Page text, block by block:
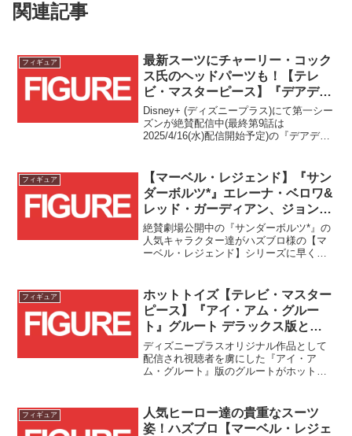
関連記事
フィギュア
最新スーツにチャーリー・コック
ス氏のヘッドパーツも！【テレ
ビ・マスターピース】『デアデビ
ル：ボーン・アゲイン』デアデビ
ルが登場！！
Disney+ (ディズニープラス)にて第一シー
ズンが絶賛配信中(最終第9話は
2025/4/16(水)配信開始予定)の『デアデビ
ス】として登場です！！
フィギュア
【マーベル・レジェンド】『サン
ダーボルツ*』エレーナ・ベロワ&
レッド・ガーディアン、ジョン・
ウォーカー&セントリーの2パッ
クが登場！！
絶賛劇場公開中の『サンダーボルツ*』の
人気キャラクター達がハズブロ様の【マ
ーベル・レジェンド】シリーズに早くも
フィギュア
ホットトイズ【テレビ・マスター
ピース】『アイ・アム・グルー
ト』グルート デラックス版と通
常版がそれぞれ予約受付スター
ト！！
ディズニープラスオリジナル作品として
配信され視聴者を虜にした『アイ・ア
ム・グルート』版のグルートがホットト
フィギュア
人気ヒーロー達の貴重なスーツ
姿！ハズブロ【マーベル・レジェ